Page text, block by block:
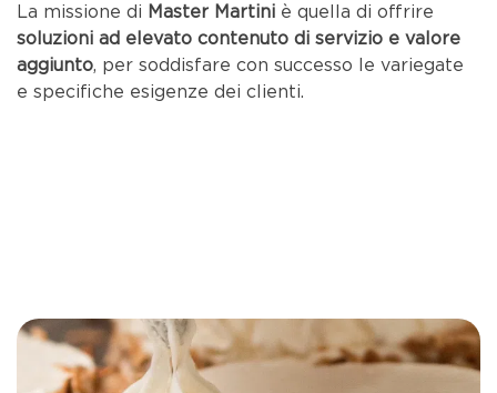
La missione di Master Martini è quella di offrire
soluzioni ad elevato contenuto di servizio e valore
aggiunto, per soddisfare con successo le variegate
e specifiche esigenze dei clienti.